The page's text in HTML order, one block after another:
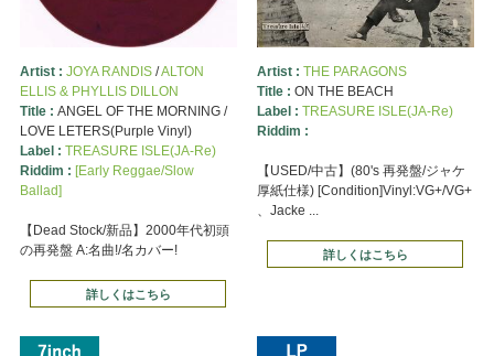
Artist : JOYA RANDIS/ALTON
ELLIS & PHYLLIS DILLON
Title : ANGEL OF THE MORNING /
LOVE LETERS(Purple Vinyl)
Label : TREASURE ISLE(JA-Re)
Riddim : [Early Reggae/Slow
Ballad]
【Dead Stock/新品】2000年代初頭
の再発盤 A:名曲!/名カバー!
詳しくはこちら
Artist : THE PARAGONS
Title : ON THE BEACH
Label : TREASURE ISLE(JA-Re)
Riddim :
【USED/中古】(80's 再発盤/ジャケ
厚紙仕様) [Condition]Vinyl:VG+/VG+
、Jacke ...
詳しくはこちら